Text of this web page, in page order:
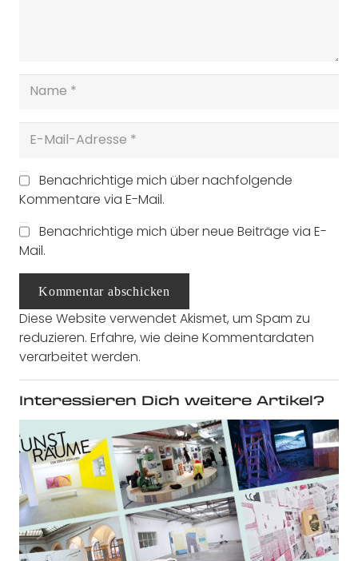
Benachrichtige mich über nachfolgende
Kommentare via E-Mail.
Benachrichtige mich über neue Beiträge via E-
Mail.
Kommentar abschicken
Diese Website verwendet Akismet, um Spam zu
reduzieren. Erfahre, wie deine Kommentardaten
verarbeitet werden.
Interessieren Dich weitere Artikel?